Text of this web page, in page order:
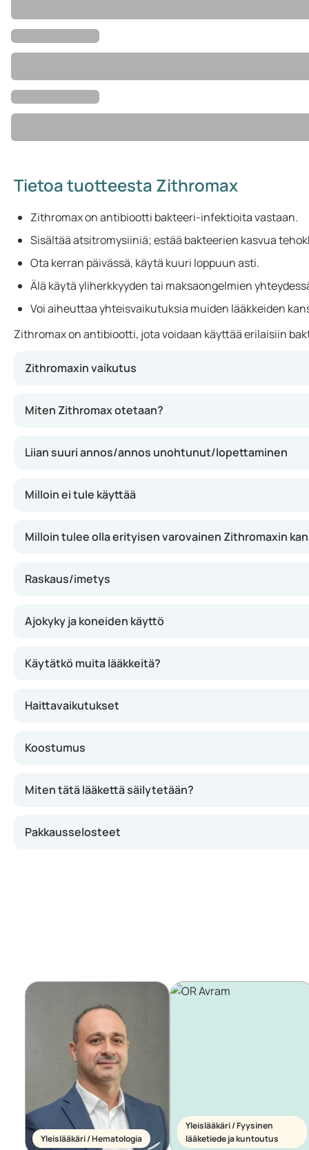
Tietoa tuotteesta Zithromax
Zithromax on antibiootti bakteeri-infektioita vastaan.
Sisältää atsitromysiiniä; estää bakteerien kasvua
Ota kerran päivässä, käytä kuuri loppuun asti.
Älä käytä yliherkkyyden tai maksaongelmien
Voi aiheuttaa yhteisvaikutuksia muiden lääkkeiden
Zithromax on antibiootti, jota voidaan käyttää erilaisiin
Zithromaxin vaikutus
Miten Zithromax otetaan?
Liian suuri annos/annos unohtunut/lopettaminen
Milloin ei tule käyttää
Milloin tulee olla erityisen varovainen Zithromaxin
Raskaus/imetys
Ajokyky ja koneiden käyttö
Käytätkö muita lääkkeitä?
Haittavaikutukset
Koostumus
Miten tätä lääkettä säilytetään?
Pakkausselosteet
Yleislääkäri / Hematologia
Yleislääkäri / Fyysinen
lääketiede ja kuntoutus